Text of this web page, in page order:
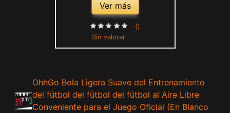
Ver más
Sin valorar
()
OhhGo Bola Ligera Suave del Entrenamiento
del fútbol del fútbol del fútbol al Aire Libre
Conveniente para el Juego Oficial (En Blanco